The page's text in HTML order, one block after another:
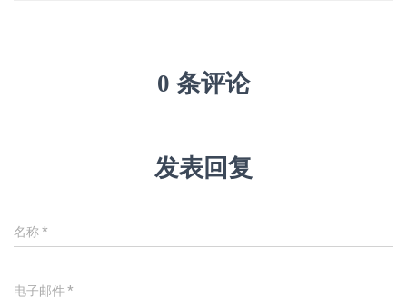
0 条评论
发表回复
名称*
电子邮件 *